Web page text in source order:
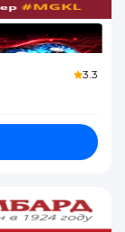
3.3